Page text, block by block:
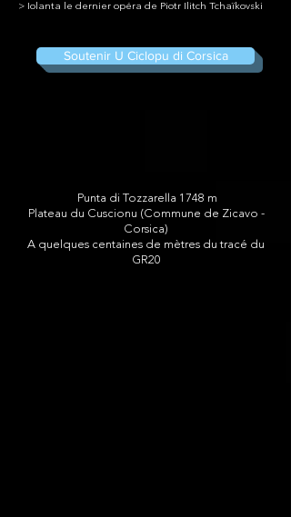
> Iolanta le dernier opéra de Piotr Ilitch Tchaïkovski
Soutenir U Ciclopu di Corsica
Punta di Tozzarella 1748 m
Plateau du Cuscionu (Commune de Zicavo -
Corsica)
A quelques centaines de mètres du tracé du
GR20